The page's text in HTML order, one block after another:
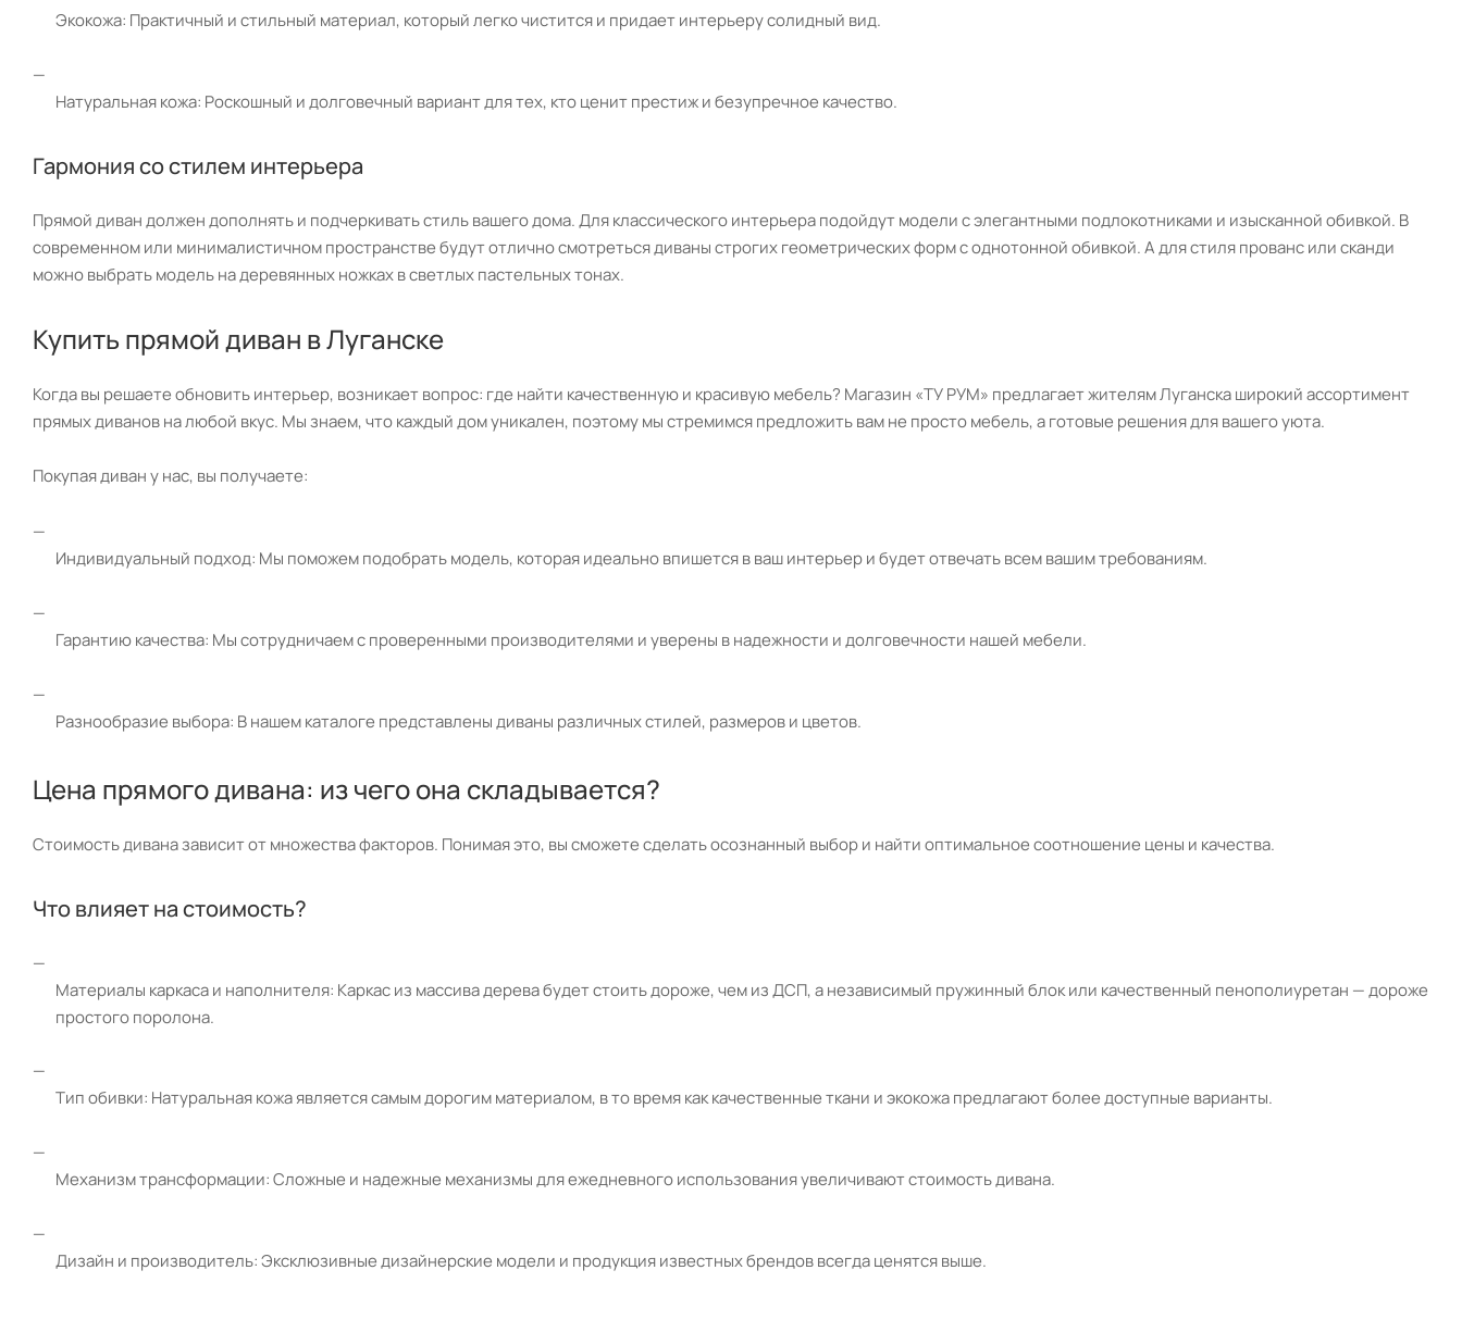
Экокожа: Практичный и стильный материал, который легко чистится и придает интерьеру солидный вид.
Натуральная кожа: Роскошный и долговечный вариант для тех, кто ценит престиж и безупречное качество.
Гармония со стилем интерьера
Прямой диван должен дополнять и подчеркивать стиль вашего дома. Для классического интерьера подойдут модели с элегантными подлокотниками и изысканной обивкой. В
современном или минималистичном пространстве будут отлично смотреться диваны строгих геометрических форм с однотонной обивкой. А для стиля прованс или сканди
можно выбрать модель на деревянных ножках в светлых пастельных тонах.
Купить прямой диван в Луганске
Когда вы решаете обновить интерьер, возникает вопрос: где найти качественную и красивую мебель? Магазин «ТУ РУМ» предлагает жителям Луганска широкий ассортимент
прямых диванов на любой вкус. Мы знаем, что каждый дом уникален, поэтому мы стремимся предложить вам не просто мебель, а готовые решения для вашего уюта.
Покупая диван у нас, вы получаете:
Индивидуальный подход: Мы поможем подобрать модель, которая идеально впишется в ваш интерьер и будет отвечать всем вашим требованиям.
Гарантию качества: Мы сотрудничаем с проверенными производителями и уверены в надежности и долговечности нашей мебели.
Разнообразие выбора: В нашем каталоге представлены диваны различных стилей, размеров и цветов.
Цена прямого дивана: из чего она складывается?
Стоимость дивана зависит от множества факторов. Понимая это, вы сможете сделать осознанный выбор и найти оптимальное соотношение цены и качества.
Что влияет на стоимость?
Материалы каркаса и наполнителя: Каркас из массива дерева будет стоить дороже, чем из ДСП, а независимый пружинный блок или качественный пенополиуретан — дороже
простого поролона.
Тип обивки: Натуральная кожа является самым дорогим материалом, в то время как качественные ткани и экокожа предлагают более доступные варианты.
Механизм трансформации: Сложные и надежные механизмы для ежедневного использования увеличивают стоимость дивана.
Дизайн и производитель: Эксклюзивные дизайнерские модели и продукция известных брендов всегда ценятся выше.